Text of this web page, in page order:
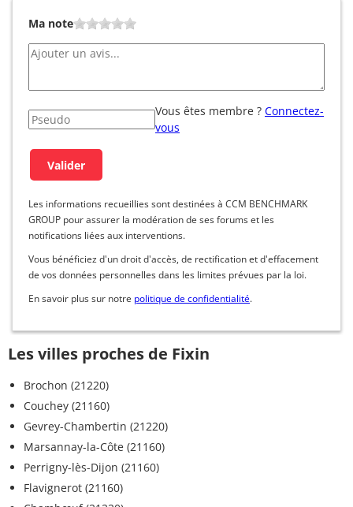
Ma note
Vous êtes membre ? Connectez-
vous
Les informations recueillies sont destinées à CCM BENCHMARK
GROUP pour assurer la modération de ses forums et les
notifications liées aux interventions.
Vous bénéficiez d'un droit d'accès, de rectification et d'effacement
de vos données personnelles dans les limites prévues par la loi.
En savoir plus sur notre politique de confidentialité.
Les villes proches de Fixin
Brochon (21220)
Couchey (21160)
Gevrey-Chambertin (21220)
Marsannay-la-Côte (21160)
Perrigny-lès-Dijon (21160)
Flavignerot (21160)